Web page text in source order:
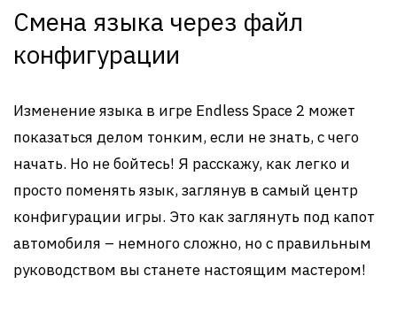
Смена языка через файл
конфигурации
Изменение языка в игре Endless Space 2 может
показаться делом тонким, если не знать, с чего
начать. Но не бойтесь! Я расскажу, как легко и
просто поменять язык, заглянув в самый центр
конфигурации игры. Это как заглянуть под капот
автомобиля – немного сложно, но с правильным
руководством вы станете настоящим мастером!